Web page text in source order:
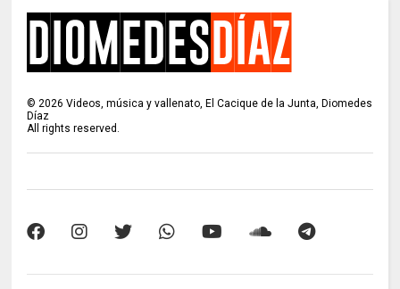
©2026 Videos, música y vallenato, El Cacique de la Junta, Diomedes
Díaz
All rights reserved.